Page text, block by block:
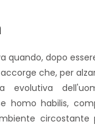
quando, dopo
che, per
evolutiva
homo habilis,
circostante